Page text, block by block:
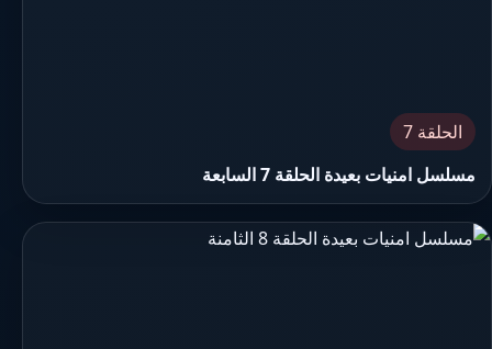
الحلقة 7
مسلسل امنيات بعيدة الحلقة 7 السابعة